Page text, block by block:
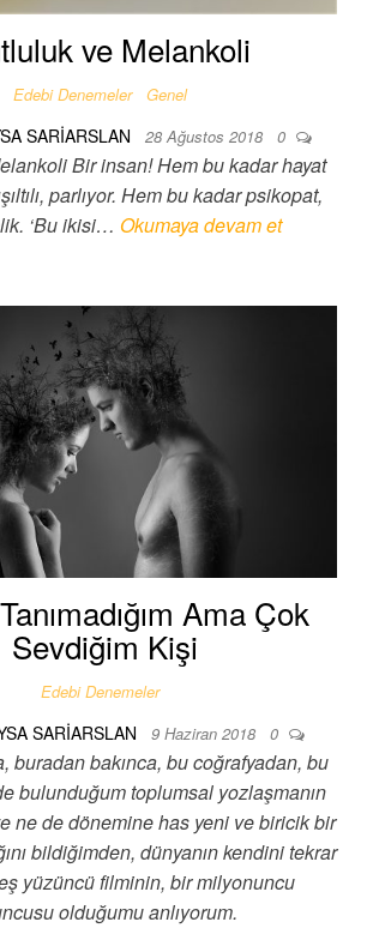
ve Melankoli
Edebi Denemeler Genel
SARIARSLAN 28 Ağustos 2018 0
Bir insan! Hem bu kadar hayat
parlıyor. Hem bu kadar psikopat,
‘Bu ikisi… Okumaya devam et
Ama Çok
Sevdiğim Kişi
Edebi Denemeler
SARIARSLAN 9 Haziran 2018 0
buradan bakınca, bu coğrafyadan, bu
bulunduğum toplumsal yozlaşmanın
ne de dönemine has yeni ve biricik bir
bildiğimden, dünyanın kendini tekrar
yüzüncü filminin, bir milyonuncu
olduğumu anlıyorum.